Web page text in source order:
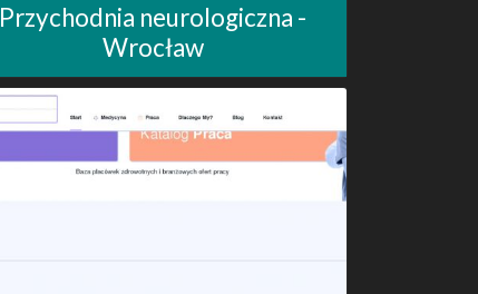
Przychodnia neurologiczna -
Wrocław